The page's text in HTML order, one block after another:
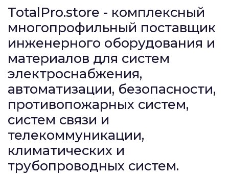
TotalPro.store - комплексный
многопрофильный поставщик
инженерного оборудования и
материалов для систем
электроснабжения,
автоматизации, безопасности,
противопожарных систем,
систем связи и
телекоммуникации,
климатических и
трубопроводных систем.